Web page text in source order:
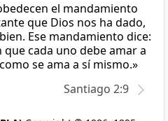
el mandamiento
que Dios nos ha dado,
Ese mandamiento dice:
que cada uno debe amar a
se ama a sí mismo.»
Santiago 2:9